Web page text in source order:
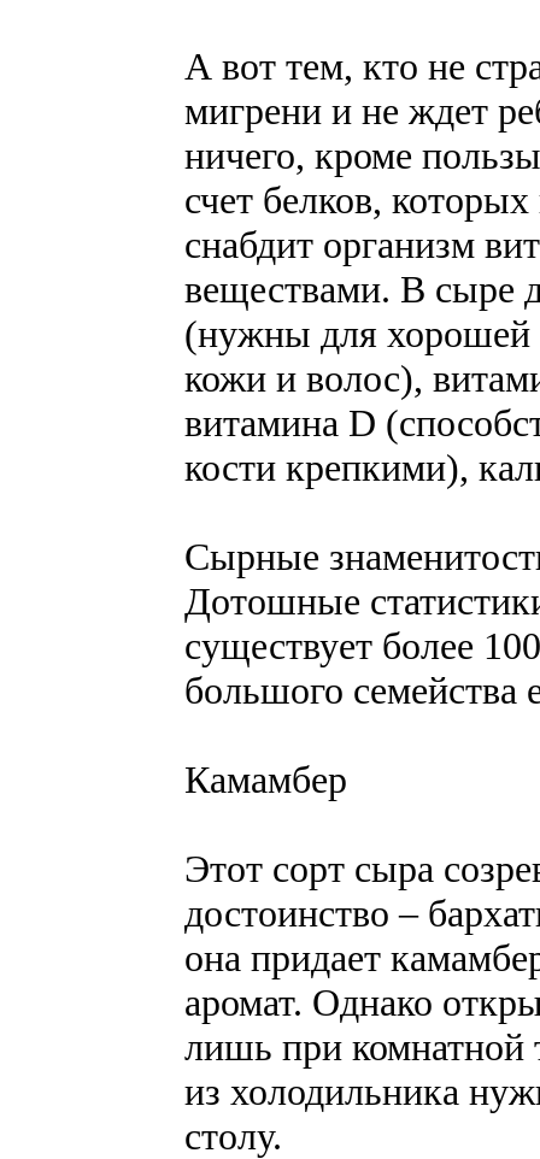
А вот тем, кто не
мигрени и не ждет
ничего, кроме
счет белков,
снабдит организм
веществами. В сыре
(нужны для хорошей
кожи и волос),
витамина D
кости крепкими),
Сырные
Дотошные
существует более
большого семейства
Камамбер
Этот сорт сыра
достоинство –
она придает
аромат. Однако
лишь при комнатной
из холодильника
столу.